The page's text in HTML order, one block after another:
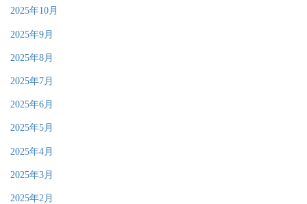
2025年10月
2025年9月
2025年8月
2025年7月
2025年6月
2025年5月
2025年4月
2025年3月
2025年2月